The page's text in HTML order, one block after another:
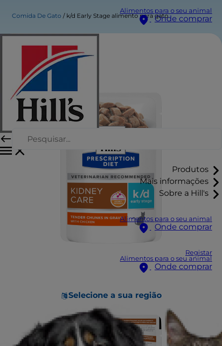
Alimentos para o seu animal
Onde comprar
Produtos
Mais informações
Sobre a Hill's
Alimentos para o seu animal
Onde comprar
Registar
Alimentos para o seu animal
Onde comprar
Selecione a sua região
Comida De Gato k/d Early Stage alimento para gato